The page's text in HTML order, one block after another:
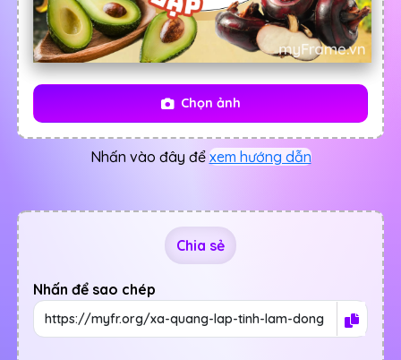
Chọn ảnh
Nhấn vào đây để xem hướng dẫn
Chia sẻ
Nhấn để sao chép